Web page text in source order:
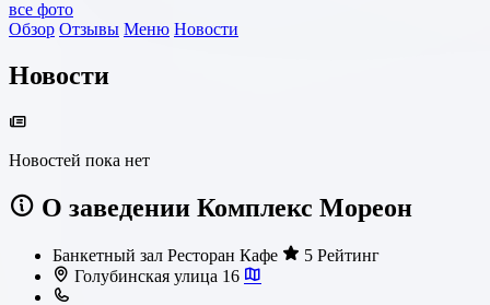
все фото
Обзор Отзывы Меню Новости
Новости
Новостей пока нет
О заведении Комплекс Мореон
Банкетный зал Ресторан Кафе
5 Рейтинг
Голубинская улица 16